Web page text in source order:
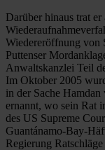
Darüber hinaus trat
Wiedereröffnung von
Puttenser
Anwaltskanzlei Teil
Im Oktober 2005
in der Sache
ernannt, wo sein Rat
des US Supreme
Guantánamo-Bay-
Regierung